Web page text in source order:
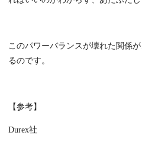
このパワーバランスが壊れた関係
るのです。
【参考】
Durex社